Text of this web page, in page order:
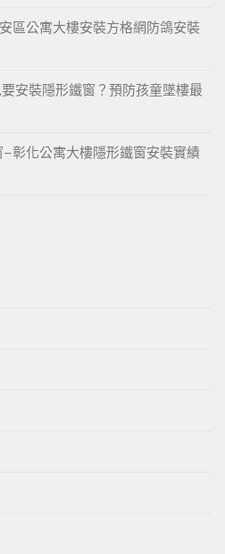
區公寓大樓安裝方格網防鴿安裝
安裝隱形鐵窗？預防孩童墜樓最
彰化公寓大樓隱形鐵窗安裝實績